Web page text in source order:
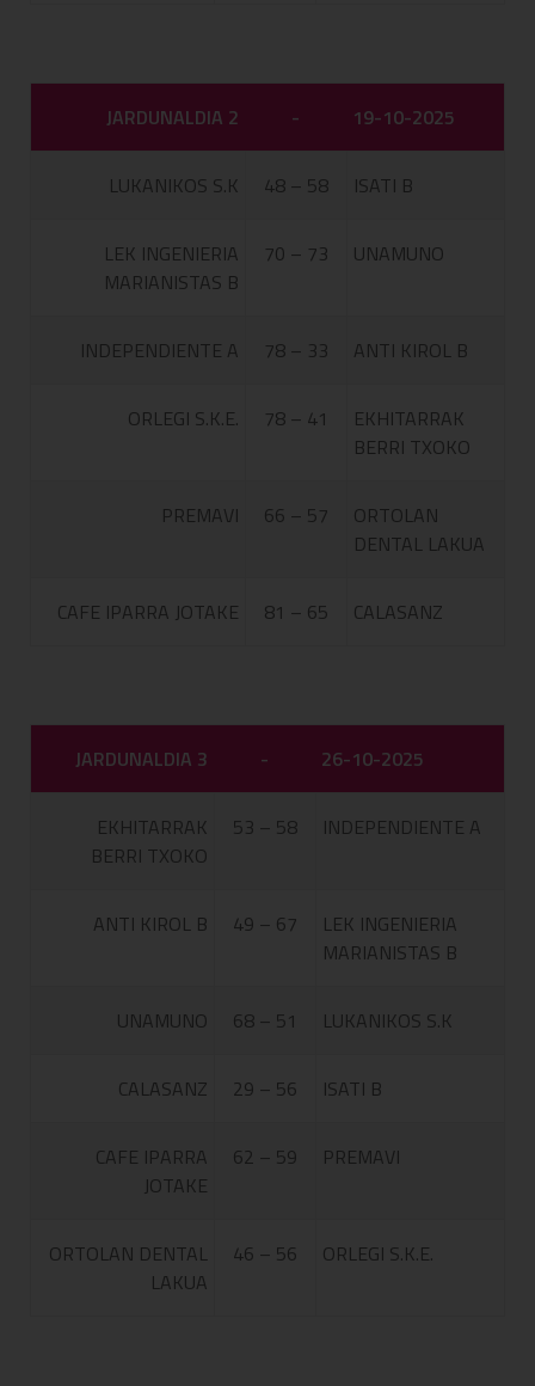
JARDUNALDIA 2 - 19-10-2025
LUKANIKOS S.K 48 – 58 ISATI B
LEK INGENIERIA
MARIANISTAS B
70 – 73 UNAMUNO
INDEPENDIENTE A 78 – 33 ANTI KIROL B
ORLEGI S.K.E. 78 – 41
EKHITARRAK
BERRI TXOKO
PREMAVI 66 – 57
ORTOLAN
DENTAL LAKUA
CAFE IPARRA JOTAKE 81 – 65 CALASANZ
JARDUNALDIA 3 - 26-10-2025
EKHITARRAK
BERRI TXOKO
53 – 58 INDEPENDIENTE A
ANTI KIROL B 49 – 67
LEK INGENIERIA
MARIANISTAS B
UNAMUNO 68 – 51 LUKANIKOS S.K
CALASANZ 29 – 56 ISATI B
CAFE IPARRA
JOTAKE
62 – 59 PREMAVI
ORTOLAN DENTAL
LAKUA
46 – 56 ORLEGI S.K.E.